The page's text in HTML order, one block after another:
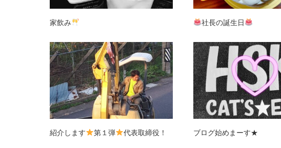
家飲み 社長の誕生日
紹介します 第１弾 代表取締役！ ブログ始めまーす★